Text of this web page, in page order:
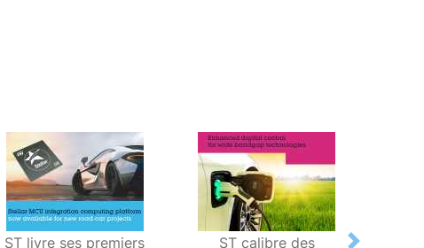
ST livre ses premiers ST calibre des